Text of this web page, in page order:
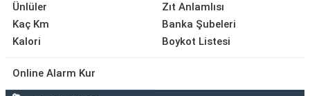
Ünlüler
Kaç Km
Kalori
Zıt Anlamlısı
Banka Şubeleri
Boykot Listesi
Online Alarm Kur